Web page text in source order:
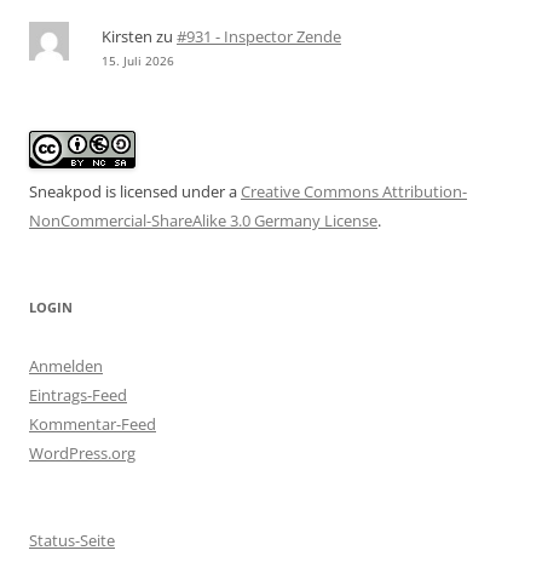
Kirsten zu #931 - Inspector Zende
15. Juli 2026
Sneakpod is licensed under aCreative Commons Attribution-
NonCommercial-ShareAlike 3.0 Germany License.
LOGIN
Anmelden
Eintrags-Feed
Kommentar-Feed
WordPress.org
Status-Seite